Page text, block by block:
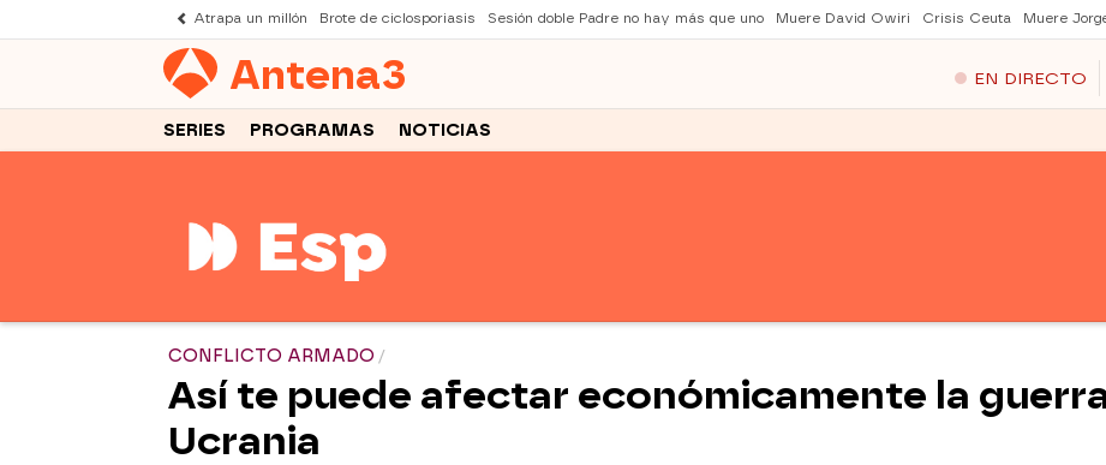
Atrapa un millón Brote de ciclosporiasis Sesión doble Padre no hay más que uno Muere David Owiri Crisis Ceuta Muere
Antena3 EN DIRECTO
SERIES PROGRAMAS NOTICIAS
CONFLICTO ARMADO
Así te puede afectar económicamente la
Ucrania